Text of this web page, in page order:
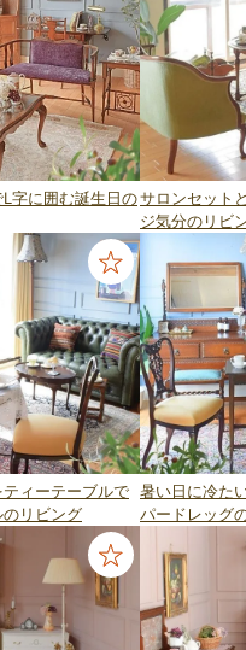
字に囲む誕生日のサロンセット
ジ気分のリビ
ィーテーブルで
リビング
暑い日に冷た
パードレッグ